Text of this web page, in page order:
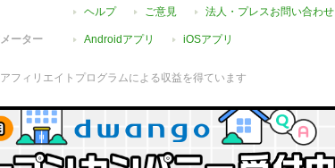
ヘルプ ご意見 法人・プレスお問い合わせ
ーター Androidアプリ iOSアプリ
フィリエイトプログラムによる収益を得ています